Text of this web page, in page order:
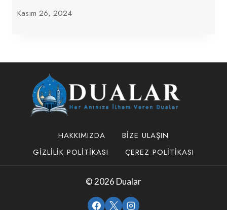
Kasım 26, 2024
HAKKIMIZDA
BIZE ULAŞIN
GIZLILIK POLITIKASI
ÇEREZ POLITIKASI
© 2026 Dualar